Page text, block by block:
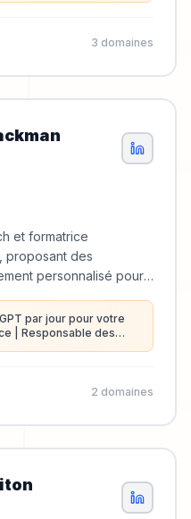
3 domaines
et formatrice
proposant des
personnalisé pour
par jour pour votre
2 domaines